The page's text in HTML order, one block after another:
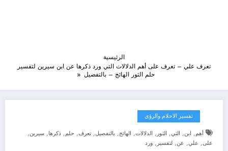
الرئيسية
تعرف علي – تعرف على أهم الدلالات التي ورد ذكرها عن ابن سيرين لتفسير
حلم الثور الهائج – بالتفصيل
تفسير الاحلام والرؤى
أهم, ابن, التي, الثور , الدلالات, الهائج, بالتفصيل, تعرف, حلم, ذكرها, سيرين,
على, علي, عن, لتفسير , ورد